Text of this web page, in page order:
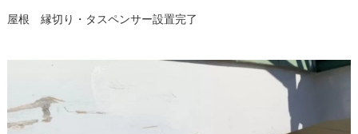
屋根 縁切り・タスペンサー設置完了